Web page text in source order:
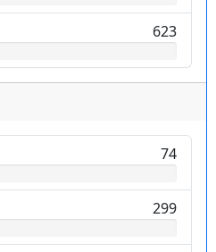
623
74
299